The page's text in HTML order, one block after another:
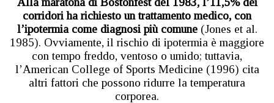
corridori ha richiesto un trattamento medico, con
l’ipotermia come diagnosi più comune(Jones et al.
1985). Ovviamente, il rischio di ipotermia è maggiore
con tempo freddo, ventoso o umido; tuttavia,
l’American College of Sports Medicine (1996) cita
altri fattori che possono ridurre la temperatura
corporea.